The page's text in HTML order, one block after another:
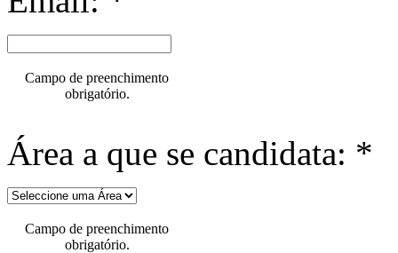
Campo de preenchimento
obrigatório.
Área a que se candidata: *
Campo de preenchimento
obrigatório.